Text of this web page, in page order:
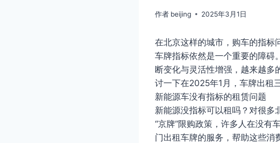
作者 beijing 2025年3月1日
在北京这样的城市，购车的指标
车牌指标依然是一个重要的障碍
断变化与灵活性增强，越来越多
讨一下在2025年1月，车牌出租
新能源车没有指标的租赁问题
新能源没指标可以租吗？对很多
“京牌”限购政策，许多人在没有
门出租车牌的服务，帮助这些消